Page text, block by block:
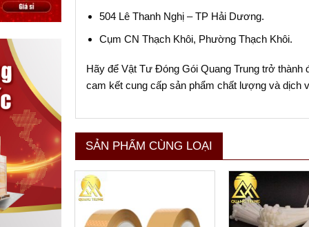
504 Lê Thanh Nghị – TP Hải Dương.
Cụm CN Thạch Khôi, Phường Thạch Khôi.
Hãy để Vật Tư Đóng Gói Quang Trung trở thành
cam kết cung cấp sản phẩm chất lượng và dịch
SẢN PHẨM CÙNG LOẠI